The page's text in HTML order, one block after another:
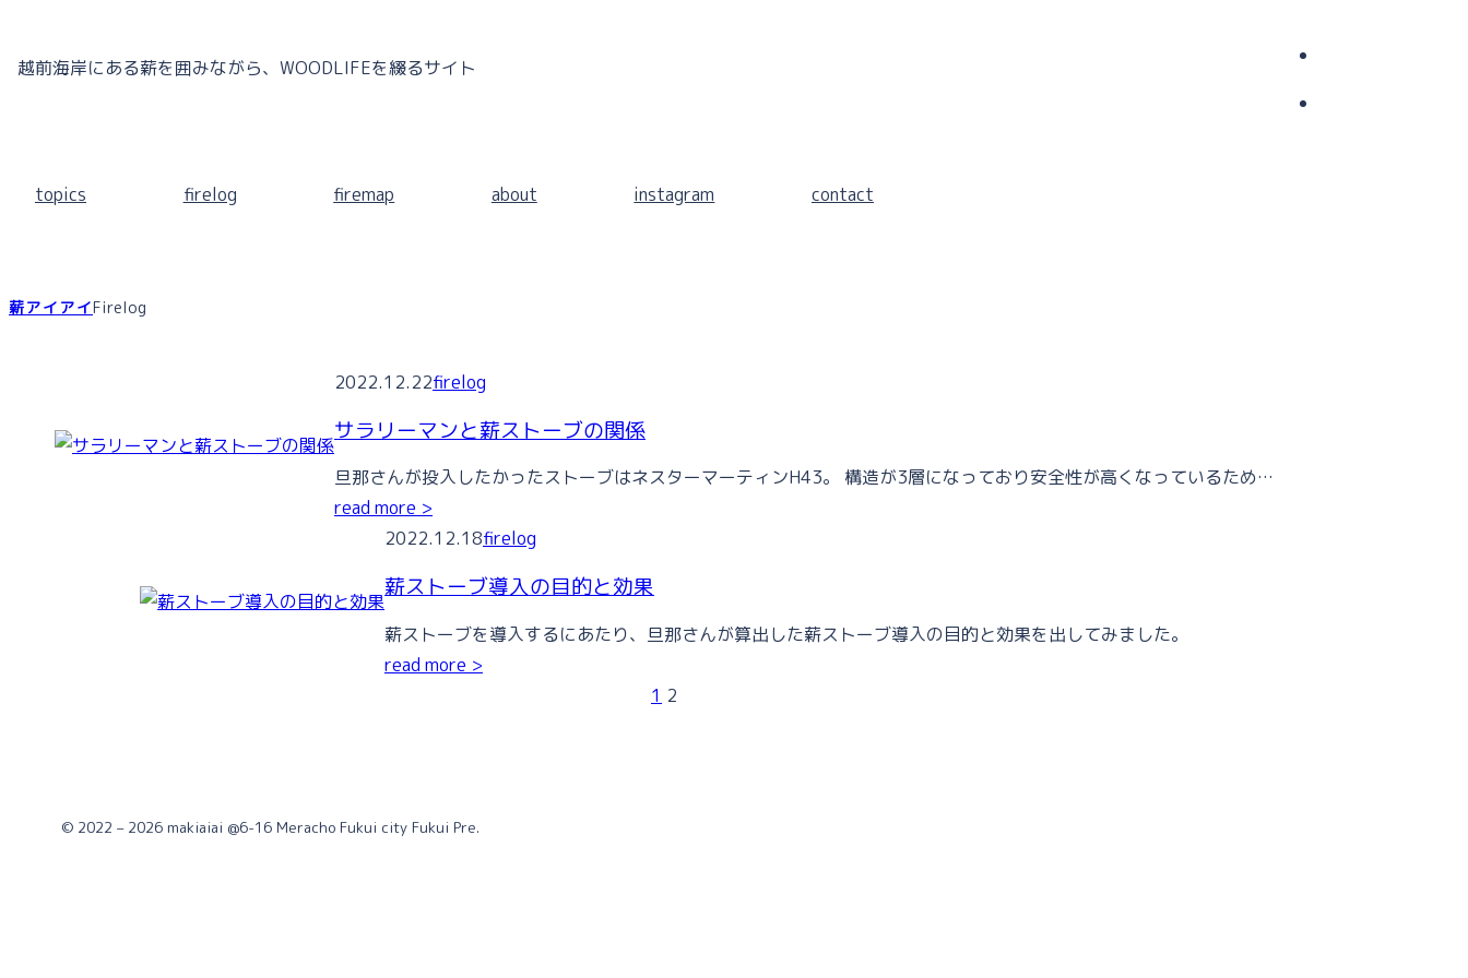
越前海岸にある薪を囲みながら、WOODLIFEを綴るサイト
topics firelog firemap about instagram contact
薪アイアイFirelog
2022.12.22firelog
サラリーマンと薪ストーブの関係
旦那さんが投入したかったストーブはネスターマーティンH43。 構造が3層になっており安全性が高くなっているため…
read more >
2022.12.18firelog
薪ストーブ導入の目的と効果
薪ストーブを導入するにあたり、旦那さんが算出した薪ストーブ導入の目的と効果を出してみました。
read more >
1 2
© 2022 – 2026 makiaiai @6-16 Meracho Fukui city Fukui Pre.